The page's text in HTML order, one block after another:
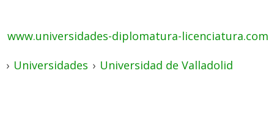
www.universidades-diplomatura-licenciatura.com
› Universidades › Universidad de Valladolid